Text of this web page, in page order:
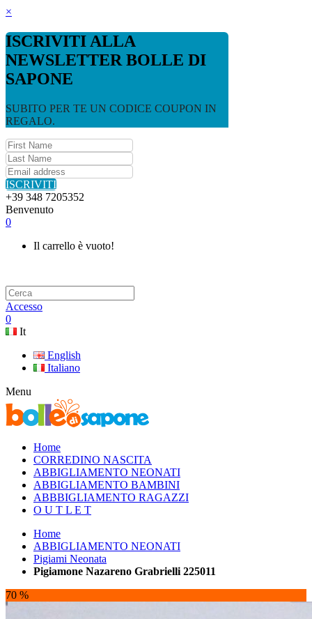
×
ISCRIVITI ALLA
NEWSLETTER BOLLE DI
SAPONE
SUBITO PER TE UN CODICE COUPON IN
REGALO.
ISCRIVITI
+39 348 7205352
Benvenuto
0
Il carrello è vuoto!
Accesso
0
It
English
Italiano
Menu
Home
CORREDINO NASCITA
ABBIGLIAMENTO NEONATI
ABBIGLIAMENTO BAMBINI
ABBBIGLIAMENTO RAGAZZI
O U T L E T
Home
ABBIGLIAMENTO NEONATI
Pigiami Neonata
Pigiamone Nazareno Grabrielli 225011
70 %